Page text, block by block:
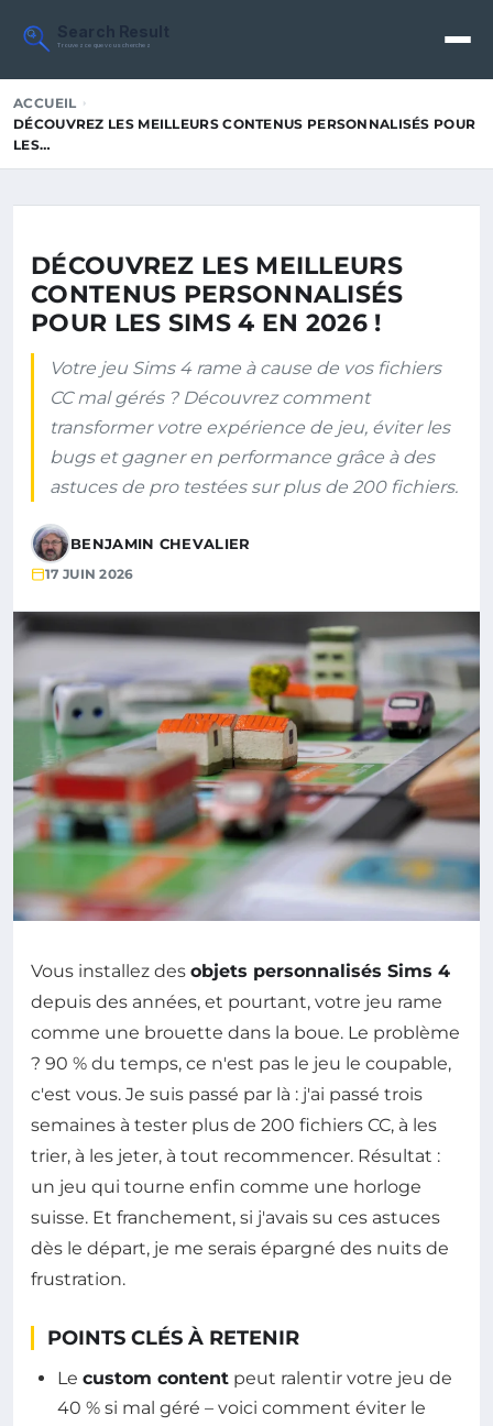
Search Result
Trouvez ce que vous cherchez
ACCUEIL
DÉCOUVREZ LES MEILLEURS CONTENUS PERSONNALISÉS POUR
LES…
DÉCOUVREZ LES MEILLEURS
CONTENUS PERSONNALISÉS
POUR LES SIMS 4 EN 2026 !
Votre jeu Sims 4 rame à cause de vos fichiers
CC mal gérés ? Découvrez comment
transformer votre expérience de jeu, éviter les
bugs et gagner en performance grâce à des
astuces de pro testées sur plus de 200 fichiers.
BENJAMIN CHEVALIER
17 JUIN 2026
Vous installez des objets personnalisés Sims 4
depuis des années, et pourtant, votre jeu rame
comme une brouette dans la boue. Le problème
? 90 % du temps, ce n'est pas le jeu le coupable,
c'est vous. Je suis passé par là : j'ai passé trois
semaines à tester plus de 200 fichiers CC, à les
trier, à les jeter, à tout recommencer. Résultat :
un jeu qui tourne enfin comme une horloge
suisse. Et franchement, si j'avais su ces astuces
dès le départ, je me serais épargné des nuits de
frustration.
POINTS CLÉS À RETENIR
Le custom content peut ralentir votre jeu de
40 % si mal géré – voici comment éviter le